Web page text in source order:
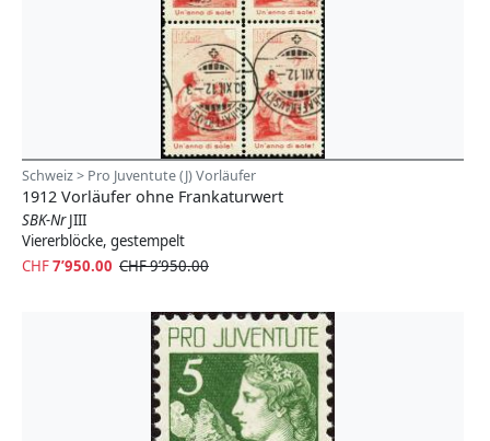
Schweiz > Pro Juventute (J) Vorläufer
1912 Vorläufer ohne Frankaturwert
SBK-NrJIII
Viererblöcke, gestempelt
CHF7’950.00 CHF 9’950.00